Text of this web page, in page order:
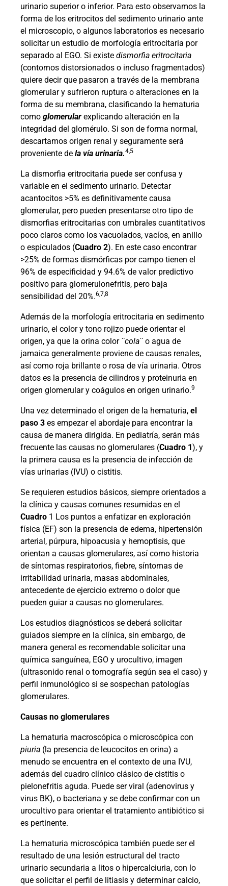
urinario superior o inferior. Para esto observamos la
forma de los eritrocitos del sedimento urinario ante
el microscopio, o algunos laboratorios es necesario
solicitar un estudio de morfología eritrocitaria por
separado al EGO. Si existe dismorfia eritrocitaria
(contornos distorsionados o incluso fragmentados)
quiere decir que pasaron a través de la membrana
glomerular y sufrieron ruptura o alteraciones en la
forma de su membrana, clasificando la hematuria
como glomerular explicando alteración en la
integridad del glomérulo. Si son de forma normal,
descartamos origen renal y seguramente será
proveniente de la vía urinaria.4,5
La dismorfia eritrocitaria puede ser confusa y
variable en el sedimento urinario. Detectar
acantocitos >5% es definitivamente causa
glomerular, pero pueden presentarse otro tipo de
dismorfias eritrocitarias con umbrales cuantitativos
poco claros como los vacuolados, vacíos, en anillo
o espiculados (Cuadro 2). En este caso encontrar
>25% de formas dismórficas por campo tienen el
96% de especificidad y 94.6% de valor predictivo
positivo para glomerulonefritis, pero baja
sensibilidad del 20%.6,7,8
Además de la morfología eritrocitaria en sedimento
urinario, el color y tono rojizo puede orientar el
origen, ya que la orina color ¨cola¨ o agua de
jamaica generalmente proviene de causas renales,
así como roja brillante o rosa de vía urinaria. Otros
datos es la presencia de cilindros y proteinuria en
origen glomerular y coágulos en origen urinario.9
Una vez determinado el origen de la hematuria, el
paso 3 es empezar el abordaje para encontrar la
causa de manera dirigida. En pediatría, serán más
frecuente las causas no glomerulares (Cuadro 1), y
la primera causa es la presencia de infección de
vías urinarias (IVU) o cistitis.
Se requieren estudios básicos, siempre orientados a
la clínica y causas comunes resumidas en el
Cuadro 1 Los puntos a enfatizar en exploración
física (EF) son la presencia de edema, hipertensión
arterial, púrpura, hipoacusia y hemoptisis, que
orientan a causas glomerulares, así como historia
de síntomas respiratorios, fiebre, síntomas de
irritabilidad urinaria, masas abdominales,
antecedente de ejercicio extremo o dolor que
pueden guiar a causas no glomerulares.
Los estudios diagnósticos se deberá solicitar
guiados siempre en la clínica, sin embargo, de
manera general es recomendable solicitar una
química sanguínea, EGO y urocultivo, imagen
(ultrasonido renal o tomografía según sea el caso) y
perfil inmunológico si se sospechan patologías
glomerulares.
Causas no glomerulares
La hematuria macroscópica o microscópica con
piuria (la presencia de leucocitos en orina) a
menudo se encuentra en el contexto de una IVU,
además del cuadro clínico clásico de cistitis o
pielonefritis aguda. Puede ser viral (adenovirus y
virus BK), o bacteriana y se debe confirmar con un
urocultivo para orientar el tratamiento antibiótico si
es pertinente.
La hematuria microscópica también puede ser el
resultado de una lesión estructural del tracto
urinario secundaria a litos o hipercalciuria, con lo
que solicitar el perfil de litiasis y determinar calcio,